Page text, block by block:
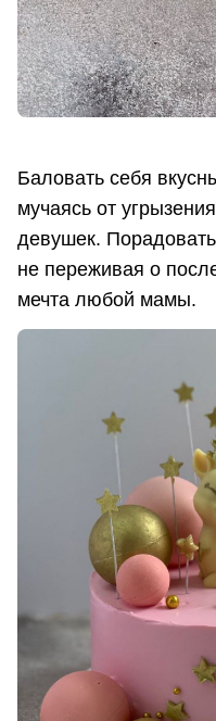
Баловать себя
мучаясь от
девушек.
не переживая о
мечта любой мамы.